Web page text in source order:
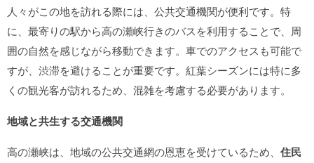
人々がこの地を訪れる際には、公共交通機関が便利です。特
に、最寄りの駅から高の瀬峡行きのバスを利用することで、周
囲の自然を感じながら移動できます。車でのアクセスも可能で
すが、渋滞を避けることが重要です。紅葉シーズンには特に多
くの観光客が訪れるため、混雑を考慮する必要があります。
地域と共生する交通機関
高の瀬峡は、地域の公共交通網の恩恵を受けているため、 住民